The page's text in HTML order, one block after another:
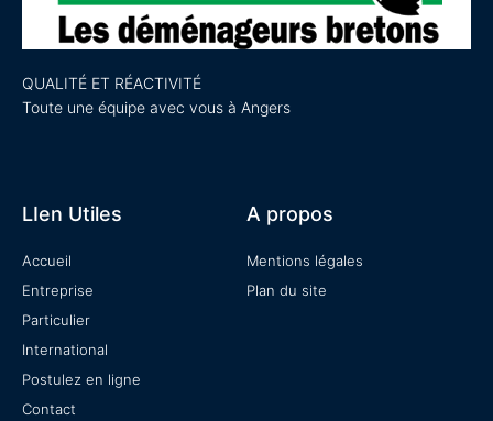
QUALITÉ ET RÉACTIVITÉ
Toute une équipe avec vous à Angers
LIen Utiles
Accueil
Entreprise
Particulier
International
Postulez en ligne
Contact
A propos
Mentions légales
Plan du site